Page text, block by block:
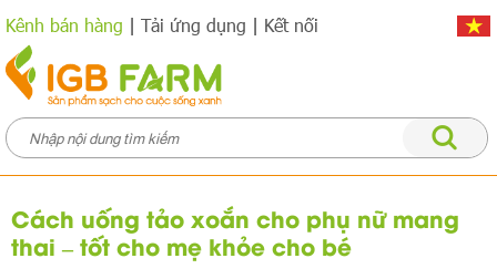
Kênh bán hàng | Tải ứng dụng | Kết nối
Cách uống tảo xoắn cho phụ nữ mang
thai – tốt cho mẹ khỏe cho bé